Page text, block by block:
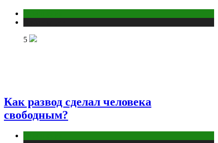
5
Как развод сделал человека
свободным?